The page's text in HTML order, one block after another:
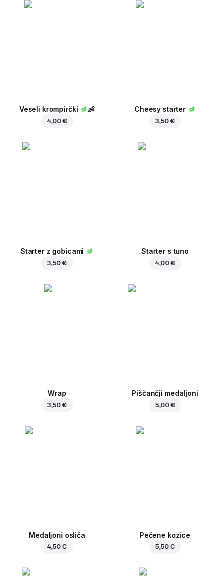
Veseli krompirčki 👶
4,00 €
Cheesy starter
3,50 €
Starter z gobicami
3,50 €
Starter s tuno
4,00 €
Wrap
3,50 €
Piščančji medaljoni
5,00 €
Medaljoni osliča
4,50 €
Pečene kozice
5,50 €